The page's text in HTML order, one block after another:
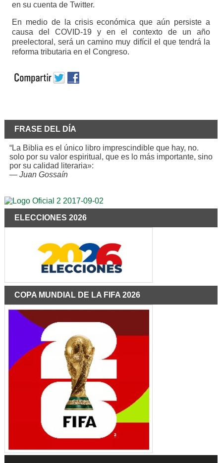
en su cuenta de Twitter.
En medio de la crisis económica que aún persiste a
causa del COVID-19 y en el contexto de un año
preelectoral, será un camino muy difícil el que tendrá la
reforma tributaria en el Congreso.
FRASE DEL DÍA
“La Biblia es el único libro imprescindible que hay, no.
solo por su valor espiritual, que es lo más importante, sino
por su calidad literaria»:
— Juan Gossaín
ELECCIONES 2026
COPA MUNDIAL DE LA FIFA 2026